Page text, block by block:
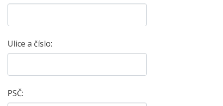
Ulice a číslo:
PSČ: